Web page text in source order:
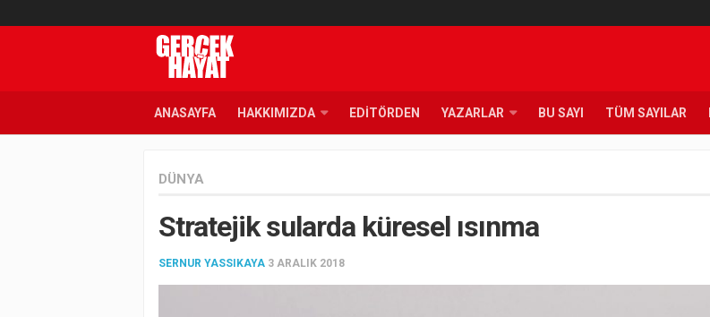
ANASAYFA HAKKIMIZDA EDITÖRDEN YAZARLAR BU SAYI TÜM SAYILAR
DÜNYA
Stratejik sularda küresel ısınma
SERNUR YASSIKAYA 3 ARALIK 2018